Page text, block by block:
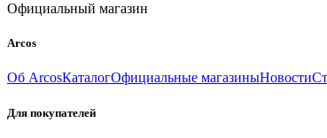
Официальный магазин
Arcos
Об ArcosКаталогОфициальные магазиныНовости
Для покупателей